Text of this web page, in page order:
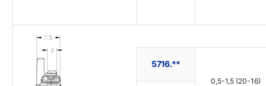
5716.**
0,5-1,5 (20-16)